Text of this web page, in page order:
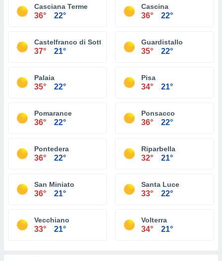
Casciana Terme
36° 22°
Cascina
36° 22°
Castelfranco di Sotto
37° 21°
Guardistallo
35° 22°
Palaia
35° 22°
Pisa
34° 21°
Pomarance
36° 22°
Ponsacco
36° 22°
Pontedera
36° 22°
Riparbella
32° 21°
San Miniato
36° 21°
Santa Luce
33° 22°
Vecchiano
33° 21°
Volterra
34° 21°